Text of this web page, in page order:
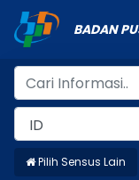
BADAN
Pilih Sensus Lain